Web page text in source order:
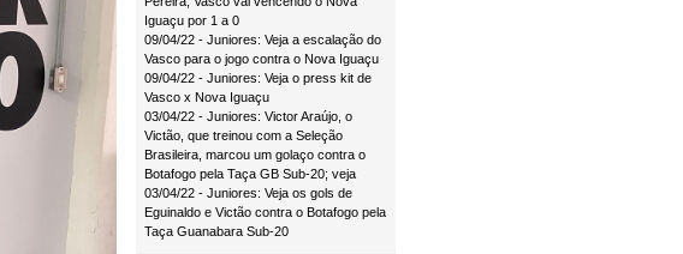
Iguaçu por 1 a 0
09/04/22 - Juniores: Veja a escalação do
Vasco para o jogo contra o Nova Iguaçu
09/04/22 - Juniores: Veja o press kit de
Vasco x Nova Iguaçu
03/04/22 - Juniores: Victor Araújo, o
Victão, que treinou com a Seleção
Brasileira, marcou um golaço contra o
Botafogo pela Taça GB Sub-20; veja
03/04/22 - Juniores: Veja os gols de
Eguinaldo e Victão contra o Botafogo pela
Taça Guanabara Sub-20